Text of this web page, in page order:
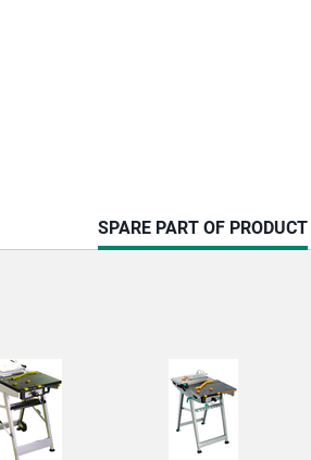
CURRENT
TAB:
SPARE PART OF PRODUCT